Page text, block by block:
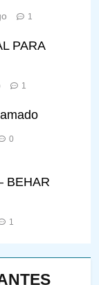
1
PARA
1
0
BEHAR
1